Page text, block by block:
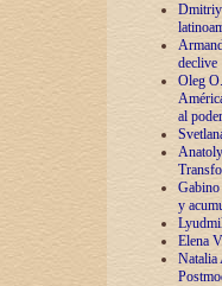
Dmitriy
declive
Oleg
al poder
y
Elena
Natalia